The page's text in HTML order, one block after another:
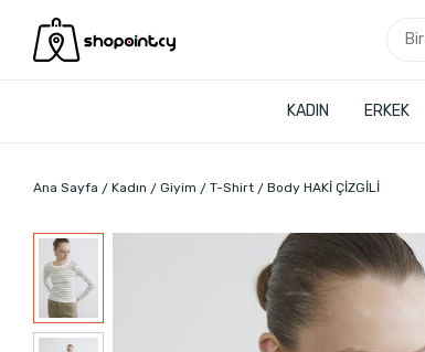
KADIN ERKEK
Ana Sayfa Kadın Giyim T-Shirt Body HAKİ ÇİZGİLİ